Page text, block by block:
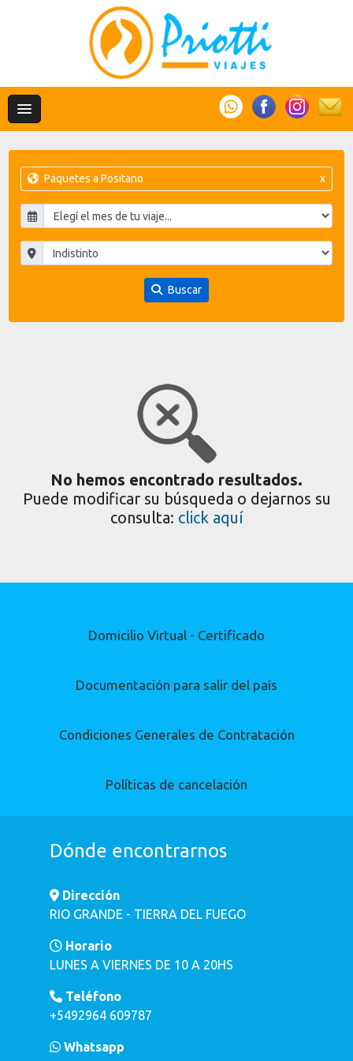
Paquetes a Positano x
Buscar
No hemos encontrado resultados.
Puede modificar su búsqueda o dejarnos su
consulta: click aquí
Domicilio Virtual - Certificado
Documentación para salir del país
Condiciones Generales de Contratación
Políticas de cancelación
Dónde encontrarnos
Dirección
RIO GRANDE - TIERRA DEL FUEGO
Horario
LUNES A VIERNES DE 10 A 20HS
Teléfono
+5492964 609787
Whatsapp